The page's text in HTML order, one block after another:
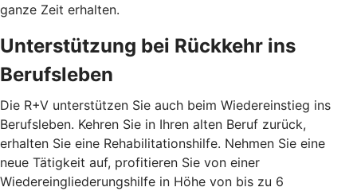
ganze Zeit erhalten.
Unterstützung bei Rückkehr ins
Berufsleben
Die R+V unterstützen Sie auch beim Wiedereinstieg ins
Berufsleben. Kehren Sie in Ihren alten Beruf zurück,
erhalten Sie eine Rehabilitationshilfe. Nehmen Sie eine
neue Tätigkeit auf, profitieren Sie von einer
Wiedereingliederungshilfe in Höhe von bis zu 6